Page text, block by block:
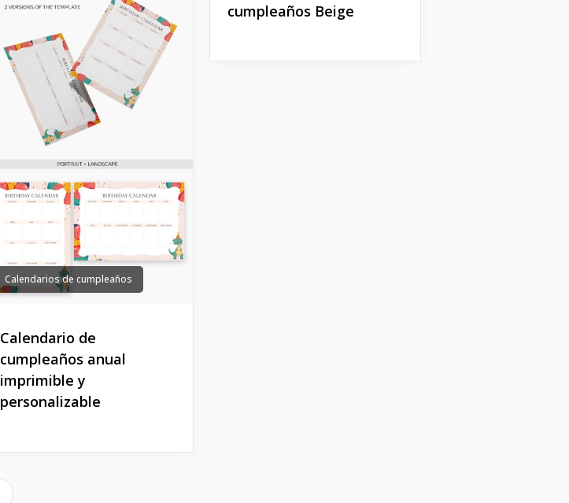
Calendarios de cumpleaños
Calendario de
cumpleaños anual
imprimible y
personalizable
cumpleaños Beige